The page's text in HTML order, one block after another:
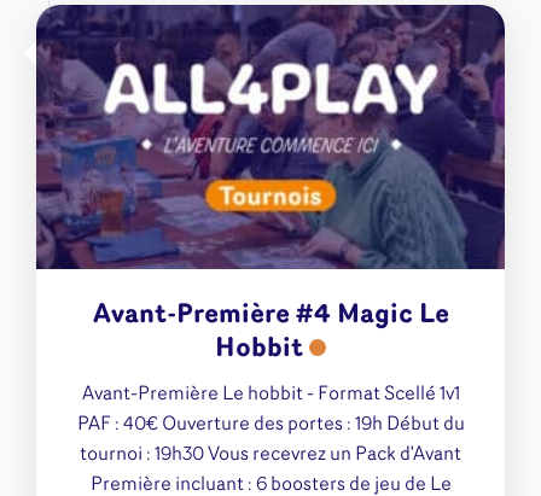
Avant-Première #4 Magic Le
Hobbit
Avant-Première Le hobbit - Format Scellé 1v1
PAF : 40€ Ouverture des portes : 19h Début du
tournoi : 19h30 Vous recevrez un Pack d'Avant
Première incluant : 6 boosters de jeu de Le